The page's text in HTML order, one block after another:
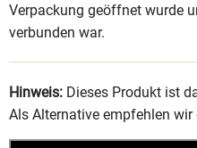
Verpackung geöffnet wurde
verbunden war.
Hinweis: Dieses Produkt ist
Als Alternative empfehlen wir